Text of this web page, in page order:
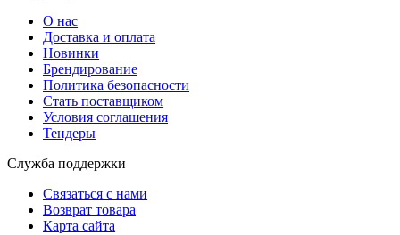
О нас
Доставка и оплата
Новинки
Брендирование
Политика безопасности
Стать поставщиком
Условия соглашения
Тендеры
Служба поддержки
Связаться с нами
Возврат товара
Карта сайта